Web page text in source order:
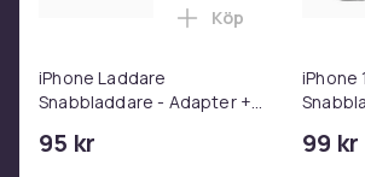
iPhone Laddare
Snabbladdare - Adapter +
C 2m
95 kr
Lägg till iPhone
Köp
iPhone
99 kr